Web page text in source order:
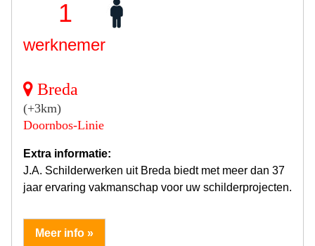
1
werknemer
Breda
(+3km)
Doornbos-Linie
Extra informatie:
J.A. Schilderwerken uit Breda biedt met meer dan 37
jaar ervaring vakmanschap voor uw schilderprojecten.
Meer info »